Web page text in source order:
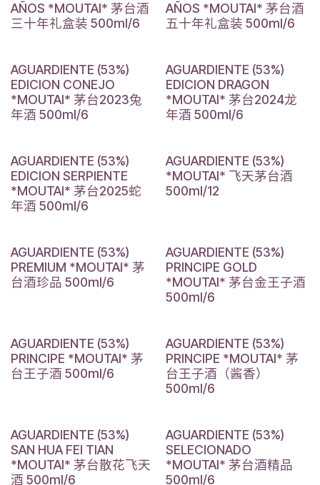
AÑOS *MOUTAI* 茅台酒
三十年礼盒装 500ml/6
AÑOS *MOUTAI* 茅台酒
五十年礼盒装 500ml/6
AGUARDIENTE (53%)
EDICION CONEJO
*MOUTAI* 茅台2023兔
年酒 500ml/6
AGUARDIENTE (53%)
EDICION DRAGON
*MOUTAI* 茅台2024龙
年酒 500ml/6
AGUARDIENTE (53%)
EDICION SERPIENTE
*MOUTAI* 茅台2025蛇
年酒 500ml/6
AGUARDIENTE (53%)
*MOUTAI* 飞天茅台酒
500ml/12
AGUARDIENTE (53%)
PREMIUM *MOUTAI* 茅
台酒珍品 500ml/6
AGUARDIENTE (53%)
PRINCIPE GOLD
*MOUTAI* 茅台金王子酒
500ml/6
AGUARDIENTE (53%)
PRINCIPE *MOUTAI* 茅
台王子酒 500ml/6
AGUARDIENTE (53%)
PRINCIPE *MOUTAI* 茅
台王子酒（酱香）
500ml/6
AGUARDIENTE (53%)
SAN HUA FEI TIAN
*MOUTAI* 茅台散花飞天
酒 500ml/6
AGUARDIENTE (53%)
SELECIONADO
*MOUTAI* 茅台酒精品
500ml/6